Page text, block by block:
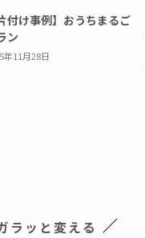
付け事例】おうちまるご
ン
年11月28日
ラッと変える